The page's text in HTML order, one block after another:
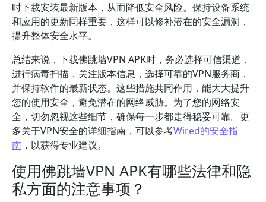
时下载安装最新版本，从而降低安全风险。保持设备系统
和应用的更新同样重要，这样可以修补潜在的安全漏洞，
提升整体安全水平。
总结来说，下载佛跳墙VPN APK时，务必选择可信渠道，
进行病毒扫描，关注版本信息，选择可靠的VPN服务商，
并保持软件的最新状态。这些措施共同作用，能大大提升
您的使用安全，避免潜在的网络威胁。为了您的网络安
全，切勿忽视这些细节，确保每一步都走得稳妥可靠。更
多关于VPN安全的详细指南，可以参考Wired的安全指
南 ，以获得专业建议。
使用佛跳墙VPN APK有哪些法律和隐
私方面的注意事项？